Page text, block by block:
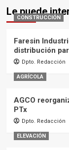
Le puede
CONSTRUCCIÓN
Faresin
distribución
Dpto. Redacción
AGRÍCOLA
AGCO
PTx
Dpto. Redacción
ELEVACIÓN